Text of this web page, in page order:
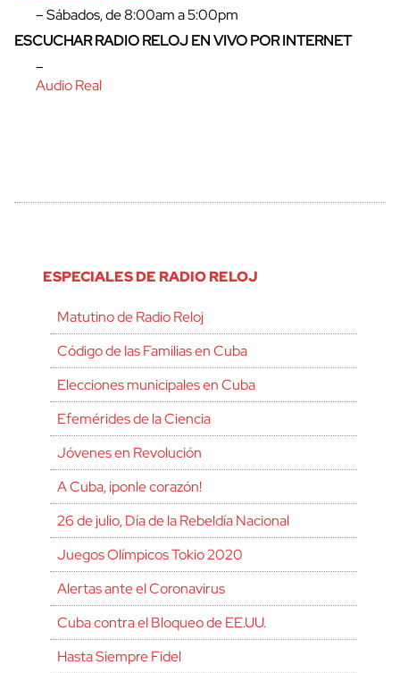
– Sábados, de 8:00am a 5:00pm
ESCUCHAR RADIO RELOJ EN VIVO POR INTERNET
–
Audio Real
ESPECIALES DE RADIO RELOJ
Matutino de Radio Reloj
Código de las Familias en Cuba
Elecciones municipales en Cuba
Efemérides de la Ciencia
Jóvenes en Revolución
A Cuba, ¡ponle corazón!
26 de julio, Día de la Rebeldía Nacional
Juegos Olímpicos Tokio 2020
Alertas ante el Coronavirus
Cuba contra el Bloqueo de EE.UU.
Hasta Siempre Fidel